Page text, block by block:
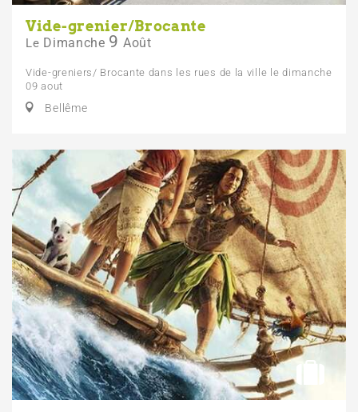
Vide-grenier/Brocante
Le Dimanche 9 Août
Vide-greniers/ Brocante dans les rues de la ville le dimanche
09 aout
Bellême